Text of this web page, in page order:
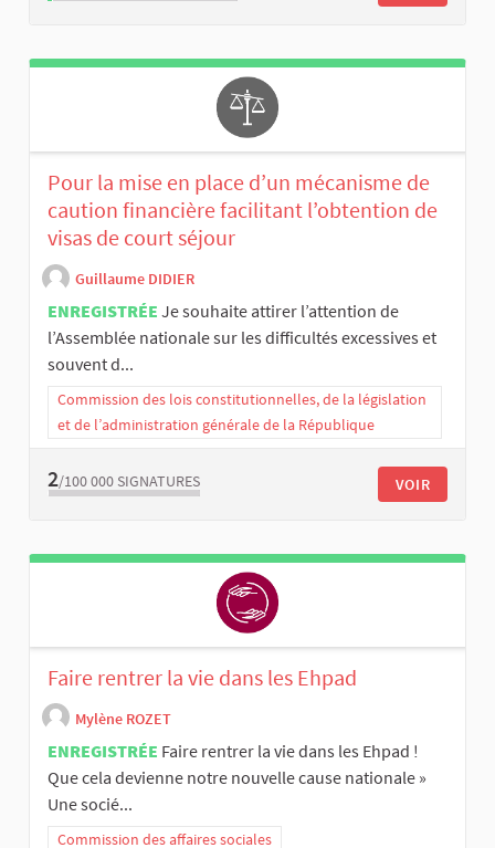
Pour la mise en place d’un mécanisme de
caution financière facilitant l’obtention de
visas de court séjour
Guillaume DIDIER
ENREGISTRÉE Je souhaite attirer l’attention de
l’Assemblée nationale sur les difficultés excessives et
souvent d...
Commission des lois constitutionnelles, de la législation
et de l’administration générale de la République
2/100 000 SIGNATURES VOIR
Faire rentrer la vie dans les Ehpad
Mylène ROZET
ENREGISTRÉE Faire rentrer la vie dans les Ehpad !
Que cela devienne notre nouvelle cause nationale »
Une socié...
Commission des affaires sociales